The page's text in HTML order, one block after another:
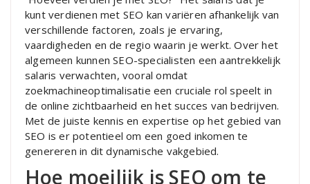
kunt verdienen met SEO kan variëren afhankelijk van
verschillende factoren, zoals je ervaring,
vaardigheden en de regio waarin je werkt. Over het
algemeen kunnen SEO-specialisten een aantrekkelijk
salaris verwachten, vooral omdat
zoekmachineoptimalisatie een cruciale rol speelt in
de online zichtbaarheid en het succes van bedrijven.
Met de juiste kennis en expertise op het gebied van
SEO is er potentieel om een goed inkomen te
genereren in dit dynamische vakgebied.
Hoe moeilijk is SEO om te